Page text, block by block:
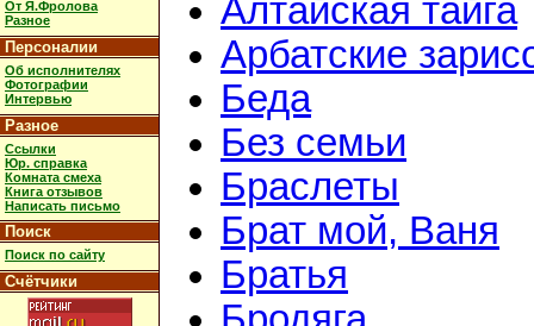
От Я.Фролова
Разное
Персоналии
Об исполнителях
Фотографии
Интервью
Разное
Ссылки
Юр. справка
Комната смеха
Книга отзывов
Написать письмо
Поиск
Поиск по сайту
Счётчики
Алтайская тайга
Арбатские
Беда
Без семьи
Браслеты
Брат мой, Ваня
Братья